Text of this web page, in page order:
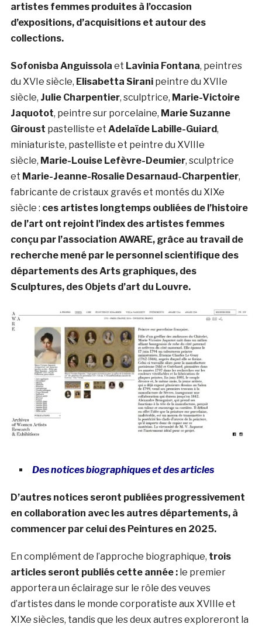
artistes femmes produites à l’occasion
d’expositions, d’acquisitions et autour des
collections.
Sofonisba Anguissola et Lavinia Fontana, peintres
du XVIe siècle, Elisabetta Sirani peintre du XVIIe
siècle, Julie Charpentier, sculptrice, Marie-Victoire
Jaquotot, peintre sur porcelaine, Marie Suzanne
Giroust pastelliste et Adelaïde Labille-Guiard,
miniaturiste, pastelliste et peintre du XVIIIe
siècle, Marie-Louise Lefèvre-Deumier, sculptrice
et Marie-Jeanne-Rosalie Desarnaud-Charpentier,
fabricante de cristaux gravés et montés du XIXe
siècle : ces artistes longtemps oubliées de l’histoire
de l’art ont rejoint l’index des artistes femmes
conçu par l’association AWARE, grâce au travail de
recherche mené par le personnel scientifique des
départements des Arts graphiques, des
Sculptures, des Objets d’art du Louvre.
Des notices biographiques et des articles
D’autres notices seront publiées progressivement
en collaboration avec les autres départements, à
commencer par celui des Peintures en 2025.
En complément de l’approche biographique, trois
articles seront publiés cette année :le premier
apportera un éclairage sur le rôle des veuves
d’artistes dans le monde corporatiste aux XVIIIe et
XIXe siècles, tandis que les deux autres exploreront la